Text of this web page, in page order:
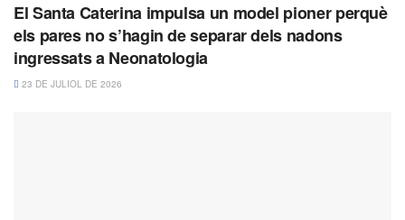
El Santa Caterina impulsa un model pioner perquè
els pares no s’hagin de separar dels nadons
ingressats a Neonatologia
23 DE JULIOL DE 2026